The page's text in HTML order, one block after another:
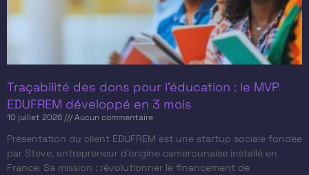
Traçabilité des dons pour l’éducation : le MVP
EDUFREM développé en 3 mois
10 juillet 2026 Aucun commentaire
Présentation du client​ EDUFREM est une startup sociale fondée
par Steve, entrepreneur d’origine camerounaise installé en
France. Sa mission : révolutionner le financement de